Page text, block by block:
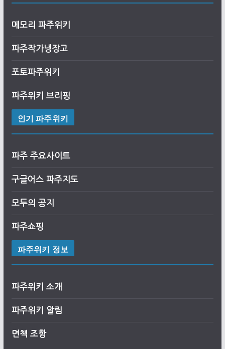
메모리 파주위키
파주작가냉장고
포토파주위키
파주위키 브리핑
인기 파주위키
파주 주요사이트
구글어스 파주지도
모두의 공지
파주쇼핑
파주위키 정보
파주위키 소개
파주위키 알림
면책 조항